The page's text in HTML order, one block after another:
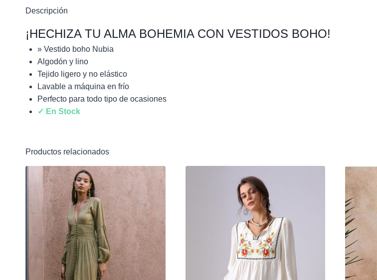
Descripción
¡HECHIZA TU ALMA BOHEMIA CON VESTIDOS BOHO!
» Vestido boho Nubia
Algodón y lino
Tejido ligero y no elástico
Lavable a máquina en frío
Perfecto para todo tipo de ocasiones
✓ En Stock
Productos relacionados